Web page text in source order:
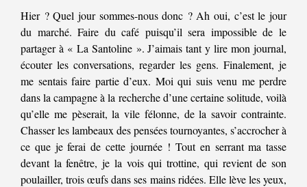
Hier ? Quel jour sommes-nous donc ? Ah oui, c’est le jour
du marché. Faire du café puisqu’il sera impossible de le
partager à « La Santoline ». J’aimais tant y lire mon journal,
écouter les conversations, regarder les gens. Finalement, je
me sentais faire partie d’eux. Moi qui suis venu me perdre
dans la campagne à la recherche d’une certaine solitude, voilà
qu’elle me pèserait, la vile félonne, de la savoir contrainte.
Chasser les lambeaux des pensées tournoyantes, s’accrocher à
ce que je ferai de cette journée ! Tout en serrant ma tasse
devant la fenêtre, je la vois qui trottine, qui revient de son
poulailler, trois œufs dans ses mains ridées. Elle lève les yeux,